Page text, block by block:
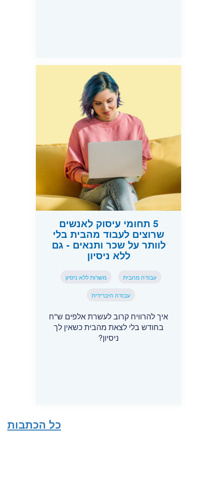
5 תחומי עיסוק לאנשים
שרוצים לעבוד מהבית בלי
לוותר על שכר ותנאים - גם
ללא ניסיון
עבודה מהבית משרות ללא ניסיון
עבודה היברידית
איך להרוויח קרוב לעשרת אלפים ש"ח
בחודש בלי לצאת מהבית כשאין לך
ניסיון?
כל הכתבות